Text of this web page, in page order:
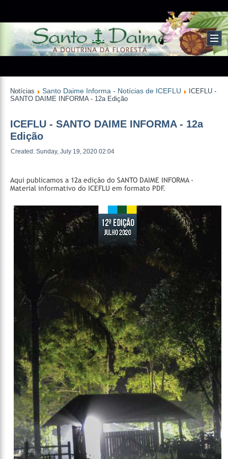
Notícias Santo Daime Informa - Notícias de ICEFLU
ICEFLU -
SANTO DAIME INFORMA - 12a Edição
ICEFLU - SANTO DAIME INFORMA - 12a
Edição
Created: Sunday, July 19, 2020 02:04
Aqui publicamos a 12a edição do SANTO DAIME INFORMA -
Material informativo do ICEFLU em formato PDF.